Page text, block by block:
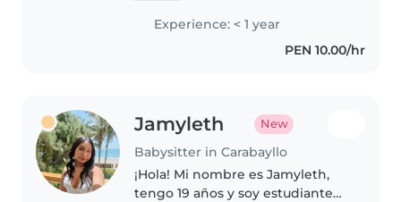
niños puedan jugar, aprender y
sentirse felices. 💕
Experience: < 1 year
PEN 10.00/hr
Jamyleth New
Babysitter in Carabayllo
¡Hola! Mi nombre es Jamyleth,
tengo 19 años y soy estudiante